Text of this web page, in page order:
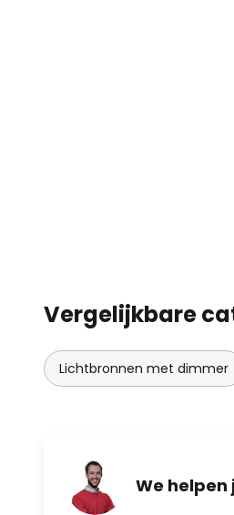
Vergelijkbare
Lichtbronnen met dimmer
We